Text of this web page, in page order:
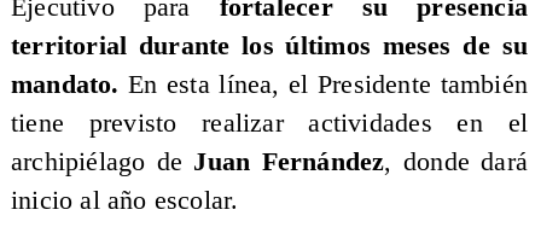
Ejecutivo para fortalecer su presencia
territorial durante los últimos meses de su
mandato. En esta línea, el Presidente también
tiene previsto realizar actividades en el
archipiélago de Juan Fernández, donde dará
inicio al año escolar.